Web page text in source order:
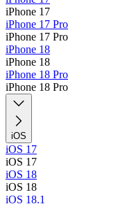
iPhone 17
iPhone 17 Pro
iPhone 17 Pro
iPhone 18
iPhone 18
iPhone 18 Pro
iPhone 18 Pro
iOS
iOS 17
iOS 17
iOS 18
iOS 18
iOS 18.1